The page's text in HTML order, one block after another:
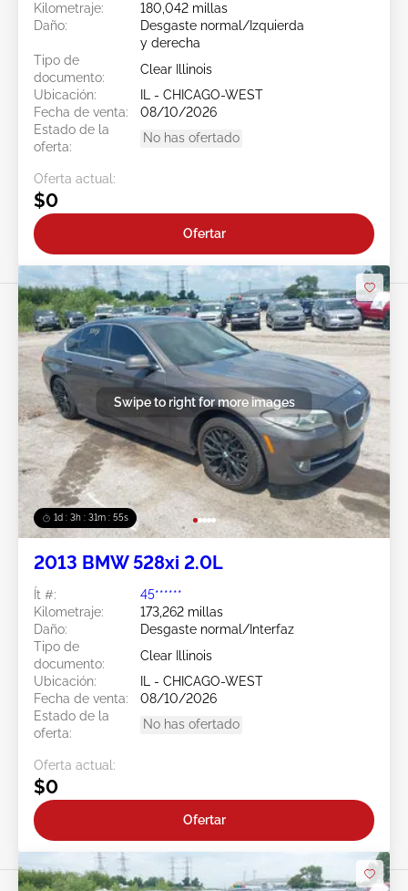
Kilometraje:
180,042 millas
Daño:
Desgaste normal/Izquierda
y derecha
Tipo de
documento:
Clear Illinois
Ubicación:
IL - CHICAGO-WEST
Fecha de venta:
08/10/2026
Estado de la
oferta:
No has ofertado
Oferta actual:
$0
Ofertar
1d : 3h : 31m : 52s
Swipe to right for more images
2013 BMW 528xi 2.0L
Ít #:
45******
Kilometraje:
173,262 millas
Daño:
Desgaste normal/Interfaz
Tipo de
documento:
Clear Illinois
Ubicación:
IL - CHICAGO-WEST
Fecha de venta:
08/10/2026
Estado de la
oferta:
No has ofertado
Oferta actual:
$0
Ofertar